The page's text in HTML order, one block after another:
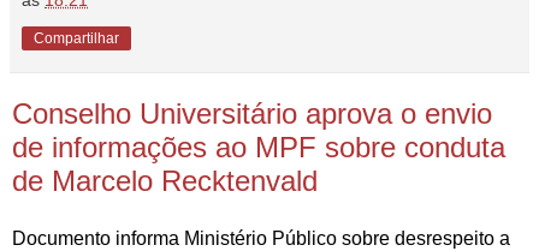
Compartilhar
Conselho Universitário aprova o envio
de informações ao MPF sobre conduta
de Marcelo Recktenvald
Documento informa Ministério Público sobre desrespeito a